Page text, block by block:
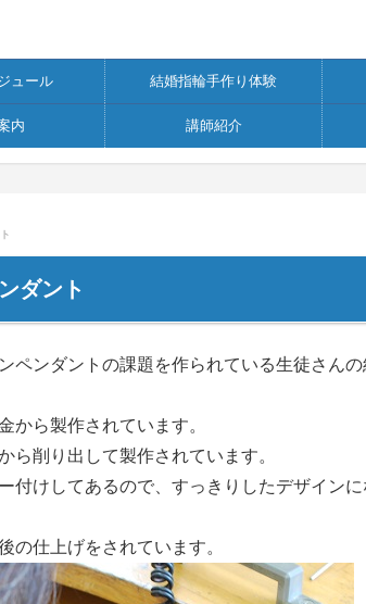
ュール 結婚指輪手作り体験
内 講師紹介
ダント
ペンダントの課題を作られている生徒さんの
から製作されています。
ら削り出して製作されています。
付けしてあるので、すっきりしたデザインに
の仕上げをされています。